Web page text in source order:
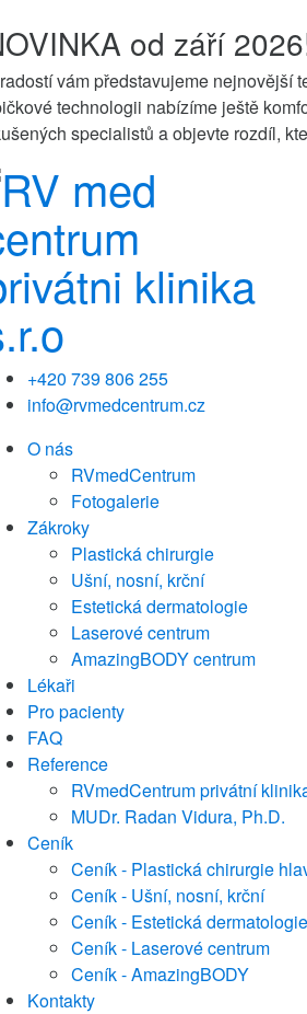
od září
vám představujeme nejnovější
technologii nabízíme ještě
specialistů a objevte rozdíl,
+420 739 806 255
info@rvmedcentrum.cz
O nás
RVmedCentrum
Fotogalerie
Zákroky
Plastická chirurgie
Ušní, nosní, krční
Estetická dermatologie
Laserové centrum
AmazingBODY centrum
Lékaři
Pro pacienty
FAQ
Reference
RVmedCentrum privátní
MUDr. Radan Vidura, Ph.D.
Ceník
Ceník - Plastická chirurgie
Ceník - Ušní, nosní, krční
Ceník - Estetická dermatologie
Ceník - Laserové centrum
Ceník - AmazingBODY
Kontakty